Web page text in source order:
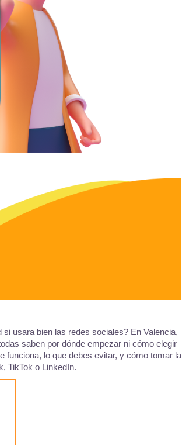
usara bien las redes sociales? En Valencia,
saben por dónde empezar ni cómo elegir
funciona, lo que debes evitar, y cómo tomar la
TikTok o LinkedIn.